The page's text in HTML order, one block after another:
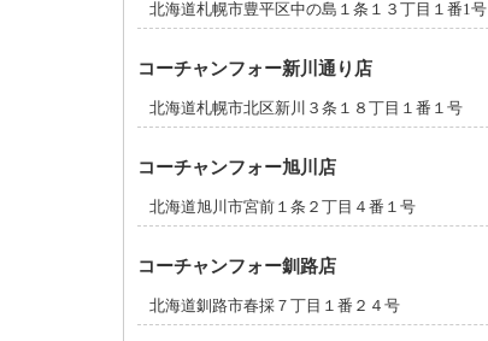
北海道札幌市豊平区中の島１条１３丁目１番1号
コーチャンフォー新川通り店
北海道札幌市北区新川３条１８丁目１番１号
コーチャンフォー旭川店
北海道旭川市宮前１条２丁目４番１号
コーチャンフォー釧路店
北海道釧路市春採７丁目１番２４号